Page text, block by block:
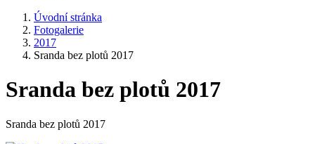
Úvodní stránka
Fotogalerie
2017
Sranda bez plotů 2017
Sranda bez plotů 2017
Sranda bez plotů 2017